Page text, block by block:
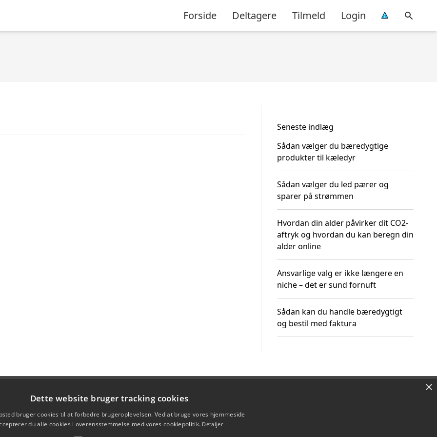
Forside Deltagere Tilmeld Login
Seneste indlæg
Sådan vælger du bæredygtige
produkter til kæledyr
Sådan vælger du led pærer og
sparer på strømmen
Hvordan din alder påvirker dit CO2-
aftryk og hvordan du kan beregn din
alder online
Ansvarlige valg er ikke længere en
niche – det er sund fornuft
Sådan kan du handle bæredygtigt
og bestil med faktura
×
Dette website bruger tracking cookies
bruger cookies til at forbedre brugeroplevelsen. Ved at bruge vores hjemmeside
du alle cookies i overensstemmelse med vores cookiepolitik. Detaljer